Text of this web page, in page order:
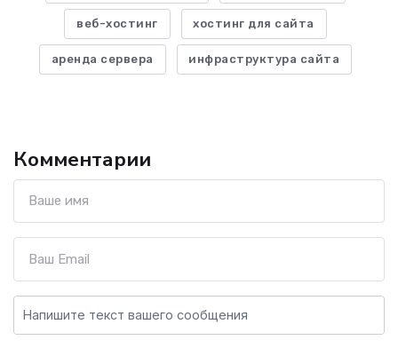
веб-хостинг хостинг для сайта
аренда сервера инфраструктура сайта
Комментарии